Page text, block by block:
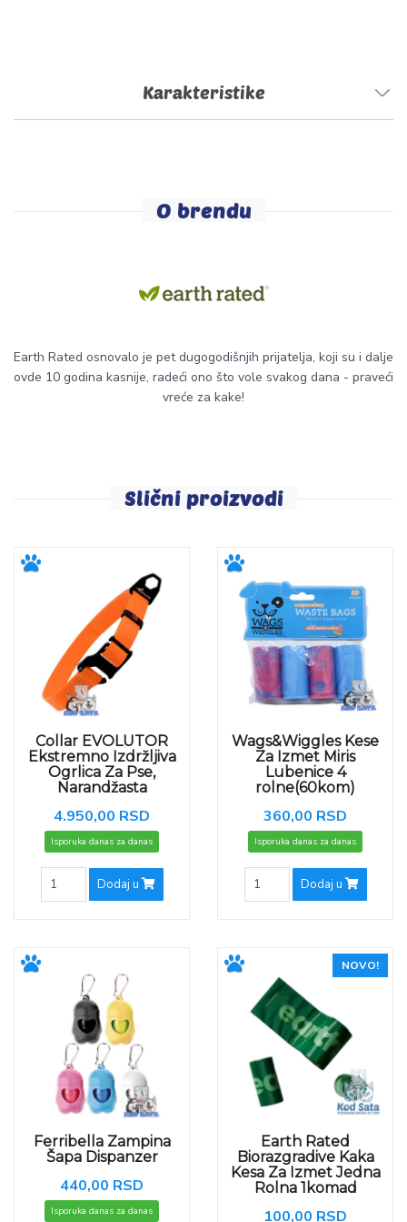
Karakteristike
O brendu
Earth Rated osnovalo je pet dugogodišnjih prijatelja, koji su i dalje
ovde 10 godina kasnije, radeći ono što vole svakog dana - praveći
vreće za kake!
Slični proizvodi
Collar EVOLUTOR
Ekstremno Izdržljiva
Ogrlica Za Pse,
Narandžasta
4.950,00 RSD
Isporuka danas za danas
Dodaj u
Wags&Wiggles Kese
Za Izmet Miris
Lubenice 4
rolne(60kom)
360,00 RSD
Isporuka danas za danas
Dodaj u
Ferribella Zampina
Šapa Dispanzer
440,00 RSD
Isporuka danas za danas
NOVO!
Earth Rated
Biorazgradive Kaka
Kesa Za Izmet Jedna
Rolna 1komad
100,00 RSD